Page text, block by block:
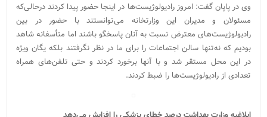
وی در پاپان گفت: امروز رادیولوژیست‌ها در اینجا حضور پیدا کردند درحالی‌که
مسئولان و مدیران این وزارتخانه می‌توانستند با حضور در بین
رادیولوژیست‌های معترض نسبت به آنان پاسخگو باشند اما متأسفانه شاهد
بودیم که نه‌تنها سالن اجتماعات را برای ما در نظر نگرفتند بلکه یگان ویژه
در این محل مستقر شد و با آنها برخورد کردند و حتی تلفن‌های همراه
تعدادی از رادیولوژیست‌ها را ضبط کردند.